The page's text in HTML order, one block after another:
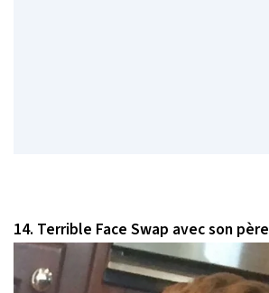
14. Terrible Face Swap avec son père